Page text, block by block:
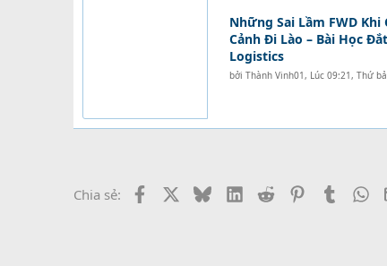
Những Sai Lầm FWD Khi
Cảnh Đi Lào – Bài Học
Logistics
bởi Thành Vinh01, Lúc 09:21, Thứ
Chia sẻ: Facebook BlueskyLinkedIn
Reddit PinterestTumblr